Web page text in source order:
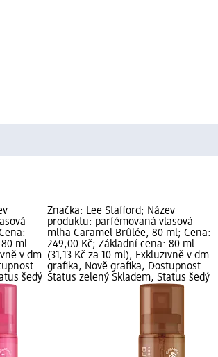
ml
v dm
šedý
Značka: Lee Stafford; Název
produktu: parfémovaná vlasová
mlha Caramel Brûlée, 80 ml; Cena:
249,00 Kč; Základní cena: 80 ml
(31,13 Kč za 10 ml); Exkluzivně v dm
grafika, Nově grafika; Dostupnost:
Status zelený Skladem, Status šedý